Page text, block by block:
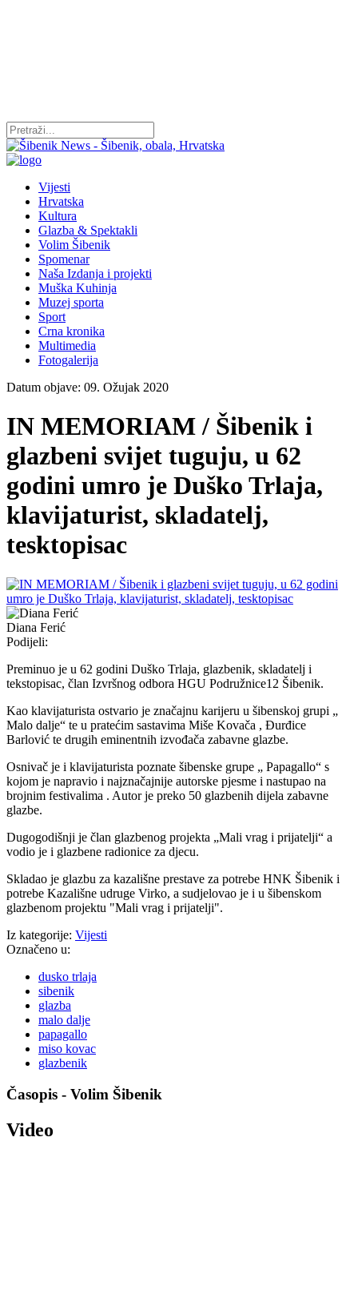
Vijesti
Hrvatska
Kultura
Glazba & Spektakli
Volim Šibenik
Spomenar
Naša Izdanja i projekti
Muška Kuhinja
Muzej sporta
Sport
Crna kronika
Multimedia
Fotogalerija
Datum objave: 09. Ožujak 2020
IN MEMORIAM / Šibenik i
glazbeni svijet tuguju, u 62
godini umro je Duško Trlaja,
klavijaturist, skladatelj,
tesktopisac
Diana Ferić
Podijeli:
Preminuo je u 62 godini Duško Trlaja, glazbenik, skladatelj i
tekstopisac, član Izvršnog odbora HGU Podružnice12 Šibenik.
Kao klavijaturista ostvario je značajnu karijeru u šibenskoj grupi „
Malo dalje“ te u pratećim sastavima Miše Kovača , Đurđice
Barlović te drugih eminentnih izvođača zabavne glazbe.
Osnivač je i klavijaturista poznate šibenske grupe „ Papagallo“ s
kojom je napravio i najznačajnije autorske pjesme i nastupao na
brojnim festivalima . Autor je preko 50 glazbenih dijela zabavne
glazbe.
Dugogodišnji je član glazbenog projekta „Mali vrag i prijatelji“ a
vodio je i glazbene radionice za djecu.
Skladao je glazbu za kazališne prestave za potrebe HNK Šibenik i
potrebe Kazališne udruge Virko, a sudjelovao je i u šibenskom
glazbenom projektu "Mali vrag i prijatelji".
Iz kategorije: Vijesti
Označeno u:
dusko trlaja
sibenik
glazba
malo dalje
papagallo
miso kovac
glazbenik
Časopis - Volim Šibenik
Video